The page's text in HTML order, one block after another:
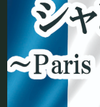
NEWS
お知らせ
ABOUT US